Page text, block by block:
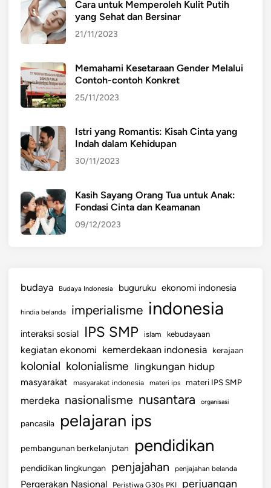
Cara untuk Memperoleh Kulit Putih
yang Sehat dan Bersinar
21/11/2023
Memahami Kesetaraan Gender Melalui
Contoh-contoh Konkret
25/11/2023
Istri yang Romantis: Kisah Cinta yang
Indah dalam Kehidupan
30/11/2023
Kasih Sayang Orang Tua untuk Anak:
Fondasi Cinta dan Keamanan
09/12/2023
budaya Budaya Indonesia buguruku ekonomi indonesia
hindia belanda imperialisme indonesia
interaksi sosial IPS SMP islam kebudayaan
kegiatan ekonomi kemerdekaan indonesia kerajaan
kolonial kolonialisme lingkungan hidup
masyarakat masyarakat indonesia materi ips materi IPS SMP
merdeka nasionalisme nusantara organisasi
pancasila pelajaran ips
pembangunan berkelanjutan pendidikan
pendidikan lingkungan penjajahan penjajahan belanda
Pergerakan Nasional Peristiwa G30s PKI perjuangan